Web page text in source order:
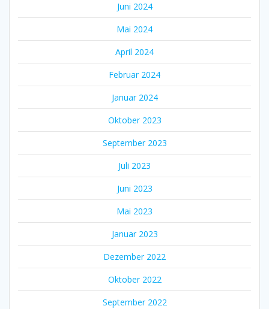
Juni 2024
Mai 2024
April 2024
Februar 2024
Januar 2024
Oktober 2023
September 2023
Juli 2023
Juni 2023
Mai 2023
Januar 2023
Dezember 2022
Oktober 2022
September 2022